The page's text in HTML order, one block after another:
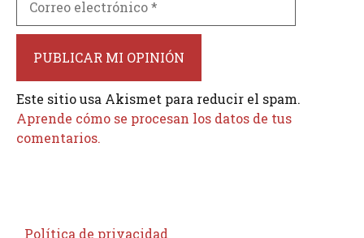
electrónico
Este sitio usa Akismet para reducir el spam.
Aprende cómo se procesan los datos de tus
comentarios.
Política de privacidad